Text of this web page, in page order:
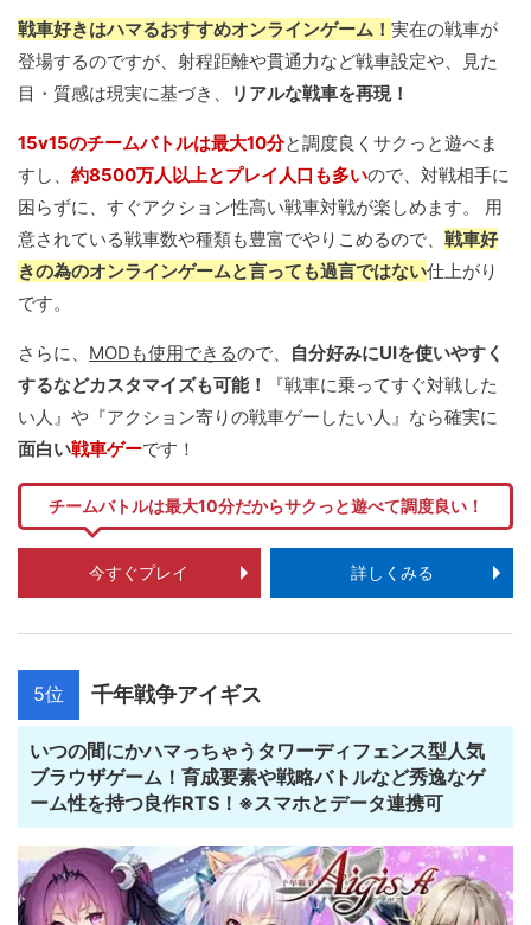
戦車好きはハマるおすすめオンラインゲーム！ 実在の戦車が
登場するのですが、射程距離や貫通力など戦車設定や、見た
目・質感は現実に基づき、
リアルな戦車を再現！
15v15のチームバトルは最大10分と調度良くサクっと遊べま
すし、 約8500万人以上とプレイ人口も多いので、対戦相手に
困らずに、すぐアクション性高い戦車対戦が楽しめます。 用
意されている戦車数や種類も豊富でやりこめるので、 戦車好
きの為のオンラインゲームと言っても過言ではない仕上がり
です。
さらに、 MODも使用できるので、
自分好みにUIを使いやすく
するなどカスタマイズも可能！
『戦車に乗ってすぐ対戦した
い人』や『アクション寄りの戦車ゲーしたい人』なら確実に
面白い戦車ゲーです！
チームバトルは最大10分だからサクっと遊べて調度良い！
今すぐプレイ 詳しくみる
5位 千年戦争アイギス
いつの間にかハマっちゃうタワーディフェンス型人気
ブラウザゲーム！育成要素や戦略バトルなど秀逸なゲ
ーム性を持つ良作RTS！※スマホとデータ連携可